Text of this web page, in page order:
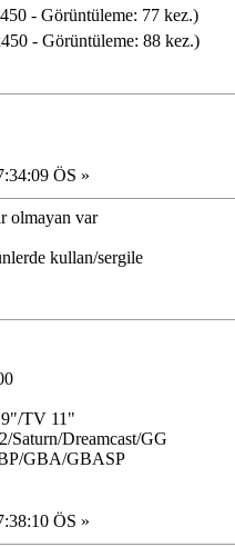
- Görüntüleme: 77 kez.)
- Görüntüleme: 88 kez.)
ÖS »
olmayan var
kullan/sergile
TV 11"
Dreamcast/GG
GBA/GBASP
ÖS »